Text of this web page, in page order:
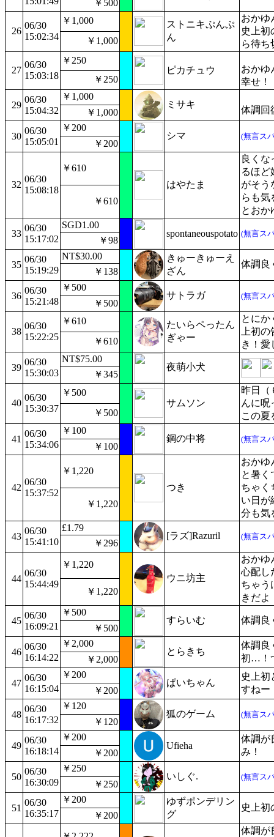
￥500
26
06/30
15:02:34
￥1,000
ストニキぷんぷ
ん
おかゆ
史上
ら待
￥1,000
27
06/30
15:03:18
￥250
ピカチュウ
おか
幸せ！
￥250
29
06/30
15:04:32
￥1,000
ミサキ
体調回
￥1,000
30
06/30
15:05:01
￥200
シマ (無言ス
￥200
32
06/30
15:08:18
￥610
はやたま
良く
るほど
がそう
らも
とおか
￥610
33
06/30
15:17:02
SGD1.00
spontaneouspotato (無言ス
￥98
35
06/30
15:19:29
NT$30.00
きゅーきゅーえ
ざん
体調良
￥138
36
06/30
15:21:48
￥500
サトラガ (無言ス
￥500
38
06/30
15:22:25
￥610
たいらペったん
ぎゃー
とにか
上初
き！愛
￥610
39
06/30
15:30:03
NT$75.00
夜萌小犬
￥345
40
06/30
15:30:37
￥500
サムソン
昨日（
んに呪
この夏
￥500
41
06/30
15:34:06
￥100
鋼の中将 (無言ス
￥100
42
06/30
15:37:52
￥1,220
つき
おかゆ
と暑く
ちゃく
い日が
分も気
￥1,220
43
06/30
15:41:10
£1.79
[ラズ]Razuril (無言ス
￥296
44
06/30
15:44:49
￥1,220
ウニ坊主
おかゆ
心配し
ちゃう
きだよ
￥1,220
45
06/30
16:09:21
￥500
すらいむ 体調良
￥500
46
06/30
16:14:22
￥2,000
とらきち
体調良
初…！
￥2,000
47
06/30
16:15:04
￥200
ぱいちゃん
史上初
すねー
￥200
48
06/30
16:17:32
￥120
狐のゲーム (無言ス
￥120
49
06/30
16:18:14
￥200
Ufieha
体調が
み！
￥200
50
06/30
16:30:09
￥250
いしぐ. (無言ス
￥250
51
06/30
16:35:17
￥200
ゆずポンデリン
グ
史上初
￥200
体調が